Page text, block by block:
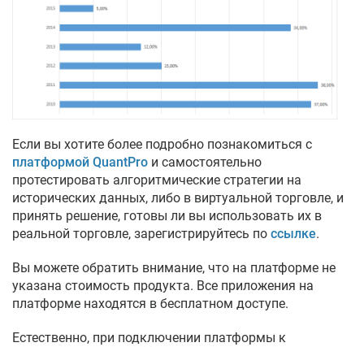
Если вы хотите более подробно познакомиться с
платформой QuantPro и самостоятельно
протестировать алгоритмические стратегии на
исторических данных, либо в виртуальной торговле, и
принять решение, готовы ли вы использовать их в
реальной торговле, зарегистрируйтесь по ссылке.
Вы можете обратить внимание, что на платформе не
указана стоимость продукта. Все приложения на
платформе находятся в бесплатном доступе.
Естественно, при подключении платформы к